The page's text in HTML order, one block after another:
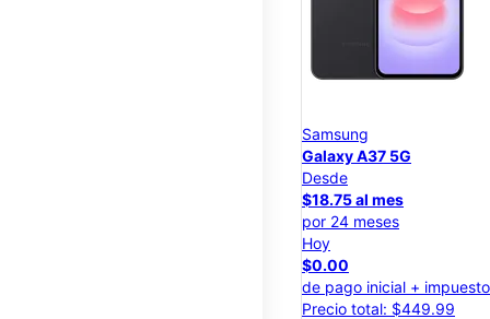
Samsung
Galaxy A37 5G
Desde
$18.75 al mes
por 24 meses
Hoy
$0.00
de pago inicial +
Precio total: $449.99